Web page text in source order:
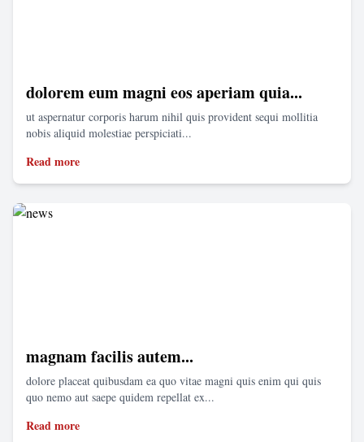
dolorem eum magni eos aperiam quia...
ut aspernatur corporis harum nihil quis provident sequi mollitia
nobis aliquid molestiae perspiciati...
Read more
magnam facilis autem...
dolore placeat quibusdam ea quo vitae magni quis enim qui quis
quo nemo aut saepe quidem repellat ex...
Read more